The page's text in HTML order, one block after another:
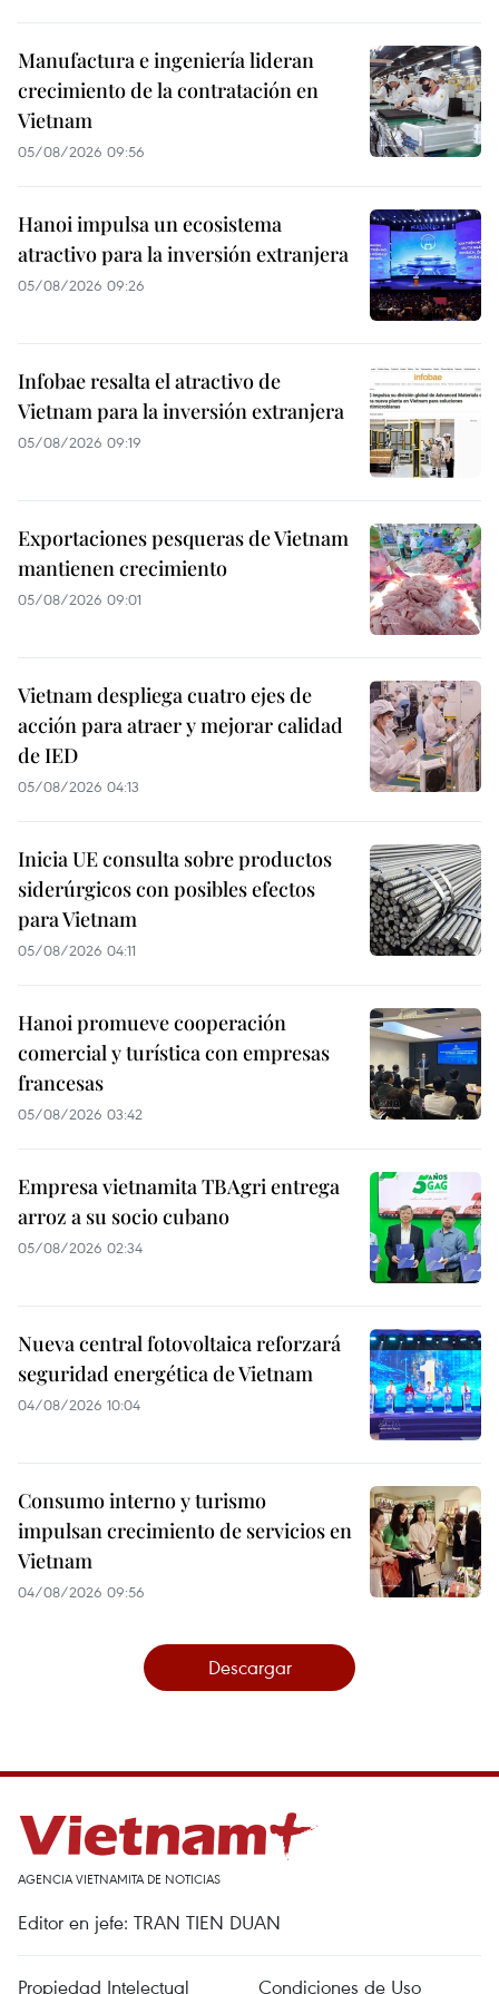
Manufactura e ingeniería lideran
crecimiento de la contratación en
Vietnam
05/08/2026 09:56
Hanoi impulsa un ecosistema
atractivo para la inversión extranjera
05/08/2026 09:26
Infobae resalta el atractivo de
Vietnam para la inversión extranjera
05/08/2026 09:19
Exportaciones pesqueras de Vietnam
mantienen crecimiento
05/08/2026 09:01
Vietnam despliega cuatro ejes de
acción para atraer y mejorar calidad
de IED
05/08/2026 04:13
Inicia UE consulta sobre productos
siderúrgicos con posibles efectos
para Vietnam
05/08/2026 04:11
Hanoi promueve cooperación
comercial y turística con empresas
francesas
05/08/2026 03:42
Empresa vietnamita TBAgri entrega
arroz a su socio cubano
05/08/2026 02:34
Nueva central fotovoltaica reforzará
seguridad energética de Vietnam
04/08/2026 10:04
Consumo interno y turismo
impulsan crecimiento de servicios en
Vietnam
04/08/2026 09:56
Descargar
AGENCIA VIETNAMITA DE NOTICIAS
Editor en jefe: TRAN TIEN DUAN
Propiedad Intelectual Condiciones de Uso